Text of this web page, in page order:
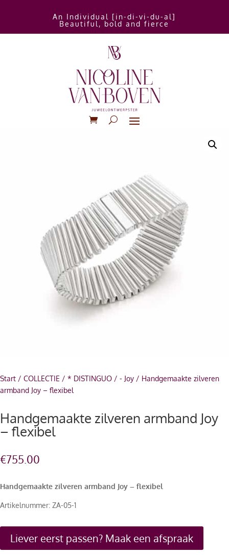
An Individual [in-di-vi-du-al]
Beautiful, bold and fierce
Start / COLLECTIE / * DISTINGUO / - Joy / Handgemaakte zilveren
armband Joy – flexibel
Handgemaakte zilveren armband Joy
– flexibel
€755.00
Handgemaakte zilveren armband Joy – flexibel
Artikelnummer: ZA-05-1
Liever eerst passen? Maak een afspraak